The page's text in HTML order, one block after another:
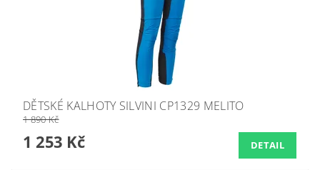
DĚTSKÉ KALHOTY SILVINI CP1329 MELITO
1 890 Kč
1 253 Kč DETAIL